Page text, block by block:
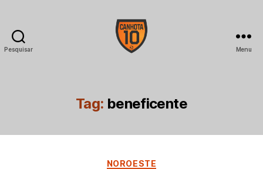
Pesquisar Menu
Tag: beneficente
Categorias
NOROESTE